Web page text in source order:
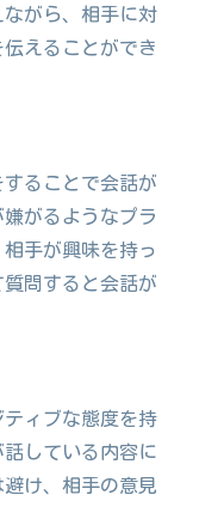
がら、相手に対
えることができ
ることで会話が
がるようなプラ
手が興味を持っ
問すると会話が
ィブな態度を持
している内容に
け、相手の意見